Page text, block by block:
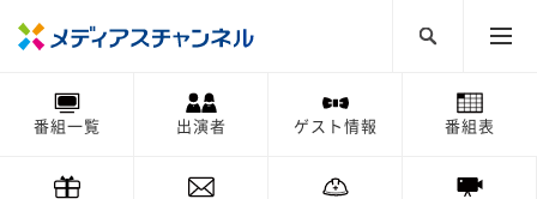
番組一覧 出演者 ゲスト情報 番組表